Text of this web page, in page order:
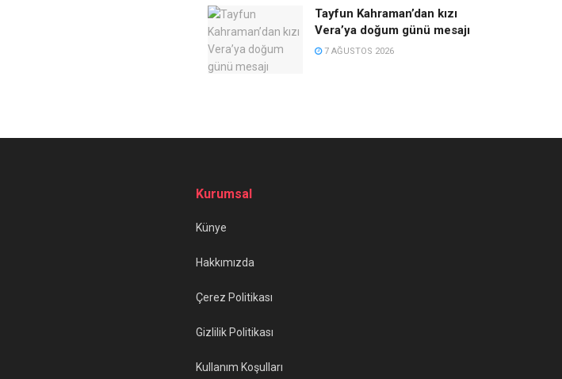
Tayfun Kahraman’dan kızı
Vera’ya doğum günü mesajı
7 AĞUSTOS 2026
Kurumsal
Künye
Hakkımızda
Çerez Politikası
Gizlilik Politikası
Kullanım Koşulları